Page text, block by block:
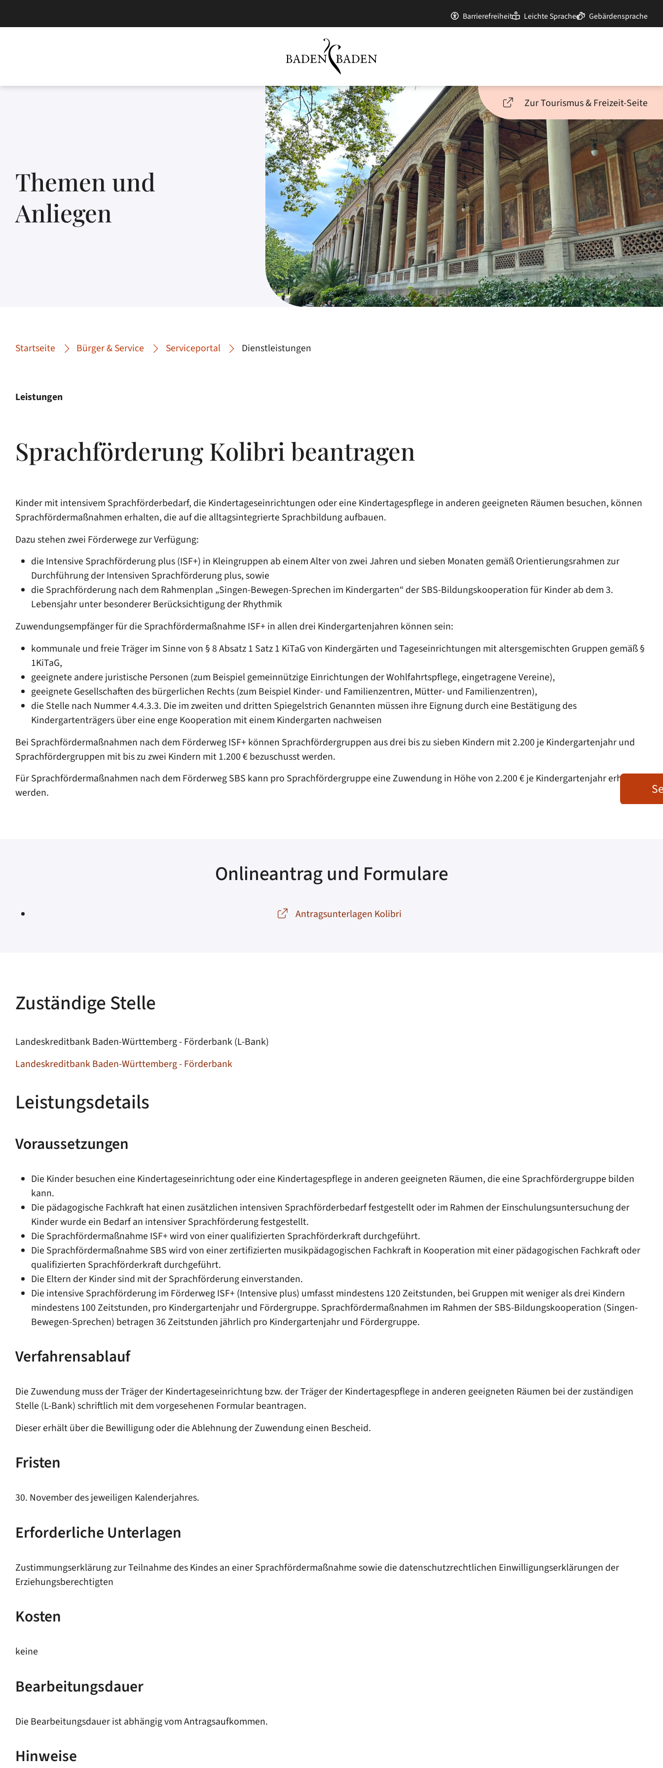
Barrierefreiheit Leichte Sprache Gebärdensprache
Zur Tourismus & Freizeit-Seite
Themen und
Anliegen
Startseite Bürger & Service Serviceportal Dienstleistungen
Leistungen
Sprachförderung Kolibri beantragen
Kinder mit intensivem Sprachförderbedarf, die Kindertageseinrichtungen oder eine Kindertagespflege in anderen geeigneten Räumen besuchen, können
Sprachfördermaßnahmen erhalten, die auf die alltagsintegrierte Sprachbildung aufbauen.
Dazu stehen zwei Förderwege zur Verfügung:
die Intensive Sprachförderung plus (ISF+) in Kleingruppen ab einem Alter von zwei Jahren und sieben Monaten gemäß Orientierungsrahmen zur
Durchführung der Intensiven Sprachförderung plus, sowie
die Sprachförderung nach dem Rahmenplan „Singen-Bewegen-Sprechen im Kindergarten“ der SBS-Bildungskooperation für Kinder ab dem 3.
Lebensjahr unter besonderer Berücksichtigung der Rhythmik
Zuwendungsempfänger für die Sprachfördermaßnahme ISF+ in allen drei Kindergartenjahren können sein:
kommunale und freie Träger im Sinne von § 8 Absatz 1 Satz 1 KiTaG von Kindergärten und Tageseinrichtungen mit altersgemischten Gruppen gemäß §
1KiTaG,
geeignete andere juristische Personen (zum Beispiel gemeinnützige Einrichtungen der Wohlfahrtspflege, eingetragene Vereine),
geeignete Gesellschaften des bürgerlichen Rechts (zum Beispiel Kinder- und Familienzentren, Mütter- und Familienzentren),
die Stelle nach Nummer 4.4.3.3. Die im zweiten und dritten Spiegelstrich Genannten müssen ihre Eignung durch eine Bestätigung des
Kindergartenträgers über eine enge Kooperation mit einem Kindergarten nachweisen
Bei Sprachfördermaßnahmen nach dem Förderweg ISF+ können Sprachfördergruppen aus drei bis zu sieben Kindern mit 2.200 je Kindergartenjahr und
Sprachfördergruppen mit bis zu zwei Kindern mit 1.200 € bezuschusst werden.
Für Sprachfördermaßnahmen nach dem Förderweg SBS kann pro Sprachfördergruppe eine Zuwendung in Höhe von 2.200 € je Kindergartenjahr erhalten
werden.
Onlineantrag und Formulare
Antragsunterlagen Kolibri
Zuständige Stelle
Landeskreditbank Baden-Württemberg - Förderbank (L-Bank)
Landeskreditbank Baden-Württemberg - Förderbank
Leistungsdetails
Voraussetzungen
Die Kinder besuchen eine Kindertageseinrichtung oder eine Kindertagespflege in anderen geeigneten Räumen, die eine Sprachfördergruppe bilden
kann.
Die pädagogische Fachkraft hat einen zusätzlichen intensiven Sprachförderbedarf festgestellt oder im Rahmen der Einschulungsuntersuchung der
Kinder wurde ein Bedarf an intensiver Sprachförderung festgestellt.
Die Sprachfördermaßnahme ISF+ wird von einer qualifizierten Sprachförderkraft durchgeführt.
Die Sprachfördermaßnahme SBS wird von einer zertifizierten musikpädagogischen Fachkraft in Kooperation mit einer pädagogischen Fachkraft oder
qualifizierten Sprachförderkraft durchgeführt.
Die Eltern der Kinder sind mit der Sprachförderung einverstanden.
Die intensive Sprachförderung im Förderweg ISF+ (Intensive plus) umfasst mindestens 120 Zeitstunden, bei Gruppen mit weniger als drei Kindern
mindestens 100 Zeitstunden, pro Kindergartenjahr und Fördergruppe. Sprachfördermaßnahmen im Rahmen der SBS-Bildungskooperation (Singen-
Bewegen-Sprechen) betragen 36 Zeitstunden jährlich pro Kindergartenjahr und Fördergruppe.
Verfahrensablauf
Die Zuwendung muss der Träger der Kindertageseinrichtung bzw. der Träger der Kindertagespflege in anderen geeigneten Räumen bei der zuständigen
Stelle (L-Bank) schriftlich mit dem vorgesehenen Formular beantragen.
Dieser erhält über die Bewilligung oder die Ablehnung der Zuwendung einen Bescheid.
Fristen
30. November des jeweiligen Kalenderjahres.
Erforderliche Unterlagen
Zustimmungserklärung zur Teilnahme des Kindes an einer Sprachfördermaßnahme sowie die datenschutzrechtlichen Einwilligungserklärungen der
Erziehungsberechtigten
Kosten
keine
Bearbeitungsdauer
Die Bearbeitungsdauer ist abhängig vom Antragsaufkommen.
Hinweise